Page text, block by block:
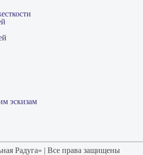
эскизам
Радуга» | Все права защищены